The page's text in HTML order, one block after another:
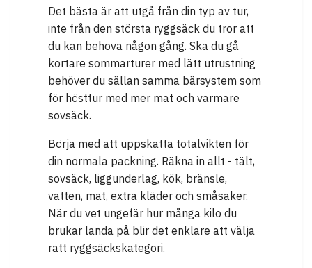
Det bästa är att utgå från din typ av tur,
inte från den största ryggsäck du tror att
du kan behöva någon gång. Ska du gå
kortare sommarturer med lätt utrustning
behöver du sällan samma bärsystem som
för hösttur med mer mat och varmare
sovsäck.
Börja med att uppskatta totalvikten för
din normala packning. Räkna in allt - tält,
sovsäck, liggunderlag, kök, bränsle,
vatten, mat, extra kläder och småsaker.
När du vet ungefär hur många kilo du
brukar landa på blir det enklare att välja
rätt ryggsäckskategori.